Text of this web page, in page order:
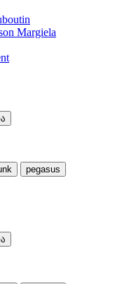
Margiela
pegasus